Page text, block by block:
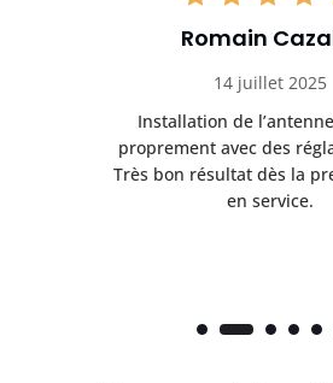
Romain
14 juillet 2025
Installation de
proprement avec des
Très bon résultat dès la
en service.